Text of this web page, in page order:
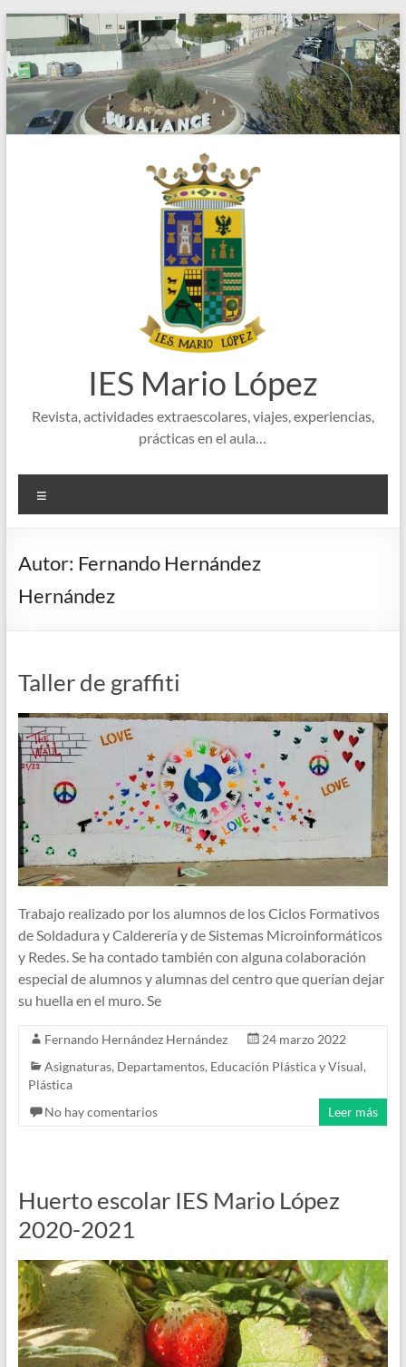
Saltar
al
contenido
IES Mario López
Revista, actividades extraescolares, viajes, experiencias,
prácticas en el aula…
Autor: Fernando Hernández
Hernández
Taller de graffiti
Trabajo realizado por los alumnos de los Ciclos Formativos
de Soldadura y Calderería y de Sistemas Microinformáticos
y Redes. Se ha contado también con alguna colaboración
especial de alumnos y alumnas del centro que querían dejar
su huella en el muro. Se
Fernando Hernández Hernández
24 marzo 2022
Asignaturas, Departamentos, Educación Plástica y Visual,
Plástica
No hay comentarios
Leer más
Huerto escolar IES Mario López
2020-2021